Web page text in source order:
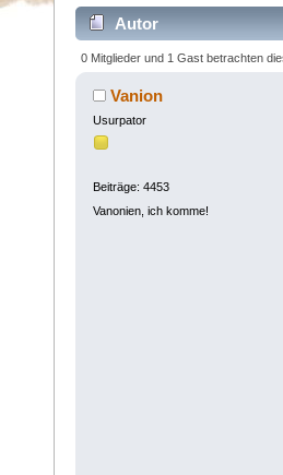
Autor
0 Mitglieder und 1 Gast betrachten
Vanion
Usurpator
Beiträge: 4453
Vanonien, ich komme!